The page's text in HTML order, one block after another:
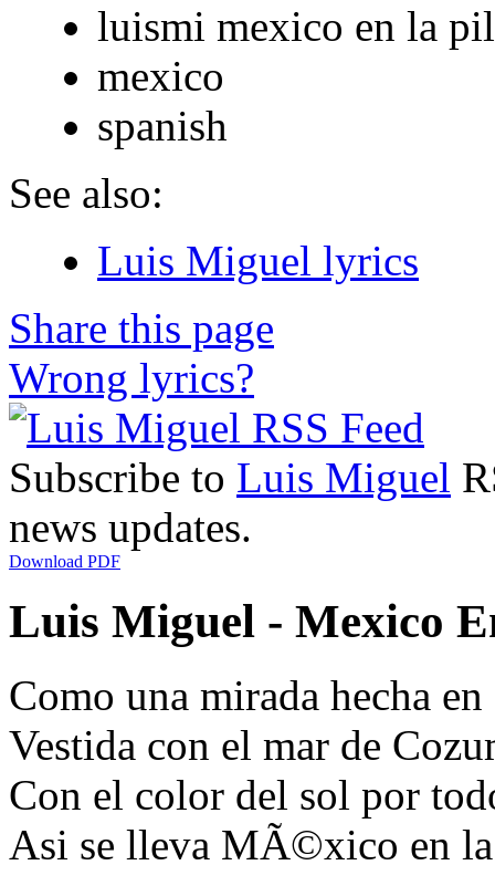
luismi mexico en la
mexico
spanish
See also:
Luis Miguel lyrics
Share this page
Wrong lyrics?
Subscribe to Luis Miguel
news updates.
Download PDF
Luis Miguel - Mexico
Como una mirada hecha
Vestida con el mar de
Con el color del sol por
Asi se lleva MÃ©xico en